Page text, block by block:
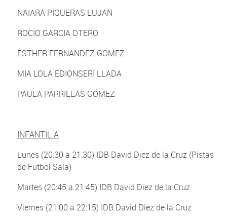
NAIARA PIQUERAS LUJAN
ROCIO GARCIA OTERO
ESTHER FERNANDEZ GOMEZ
MIA LOLA EDIONSERI LLADA
PAULA PARRILLAS GÓMEZ
INFANTIL A
Lunes (20:30 a 21:30) IDB David Diez de la Cruz (Pistas
de Futbol Sala)
Martes (20:45 a 21:45) IDB David Diez de la Cruz
Viernes (21:00 a 22:15) IDB David Diez de la Cruz